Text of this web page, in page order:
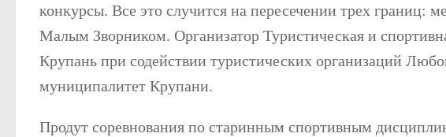
конкурсы. Все это случится на пересечении трех границ:
Малым Зворником. Организатор Туристическая и
Крупань при содействии туристических организаций
муниципалитет Крупани.
Продут соревнования по старинным спортивным